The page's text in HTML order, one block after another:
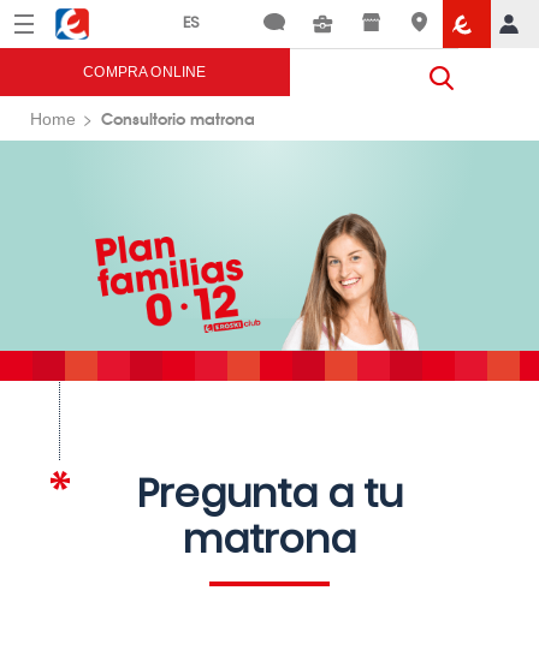
Menú Eroski
COMPRA ONLINE
Home Consultorio matrona
Pregunta a tu
matrona